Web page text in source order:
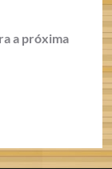
a próxima